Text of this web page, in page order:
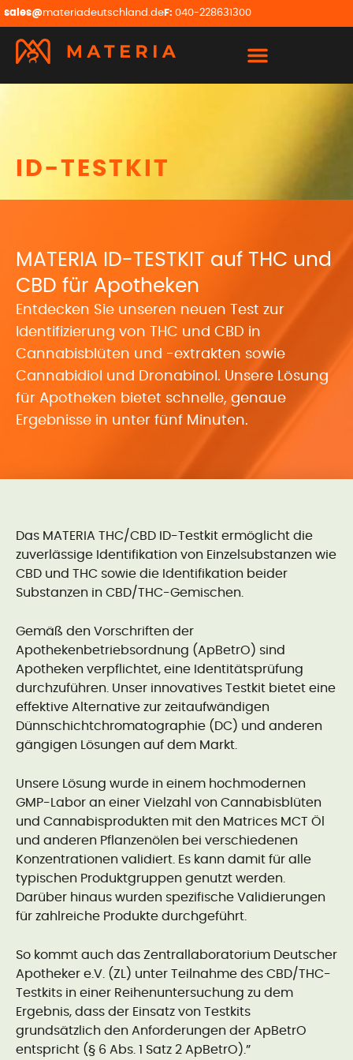
sales@materiadeutschland.de F: 040-228631300
ID-TESTKIT
MATERIA ID-TESTKIT auf THC und
CBD für Apotheken
Entdecken Sie unseren neuen Test zur
Identifizierung von THC und CBD in
Cannabisblüten und -extrakten sowie
Cannabidiol und Dronabinol. Unsere Lösung
für Apotheken bietet schnelle, genaue
Ergebnisse in unter fünf Minuten.
Das MATERIA THC/CBD ID-Testkit ermöglicht die
zuverlässige Identifikation von Einzelsubstanzen wie
CBD und THC sowie die Identifikation beider
Substanzen in CBD/THC-Gemischen.
Gemäß den Vorschriften der
Apothekenbetriebsordnung (ApBetrO) sind
Apotheken verpflichtet, eine Identitätsprüfung
durchzuführen. Unser innovatives Testkit bietet eine
effektive Alternative zur zeitaufwändigen
Dünnschichtchromatographie (DC) und anderen
gängigen Lösungen auf dem Markt.
Unsere Lösung wurde in einem hochmodernen
GMP-Labor an einer Vielzahl von Cannabisblüten
und Cannabisprodukten mit den Matrices MCT Öl
und anderen Pflanzenölen bei verschiedenen
Konzentrationen validiert. Es kann damit für alle
typischen Produktgruppen genutzt werden.
Darüber hinaus wurden spezifische Validierungen
für zahlreiche Produkte durchgeführt.
So kommt auch das Zentrallaboratorium Deutscher
Apotheker e.V. (ZL) unter Teilnahme des CBD/THC-
Testkits in einer Reihenuntersuchung zu dem
Ergebnis, dass der Einsatz von Testkits
grundsätzlich den Anforderungen der ApBetrO
entspricht (§ 6 Abs. 1 Satz 2 ApBetrO).”